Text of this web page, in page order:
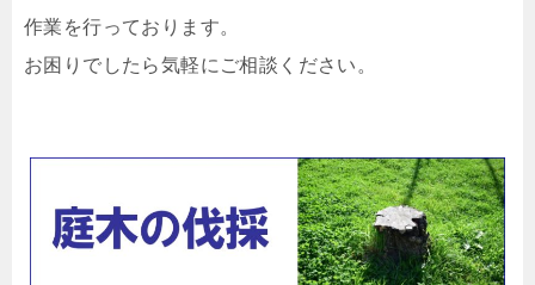
作業を行っております。
お困りでしたら気軽にご相談ください。